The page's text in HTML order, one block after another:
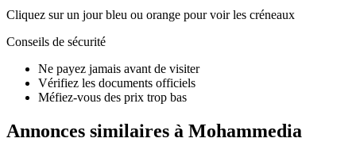
Cliquez sur un jour bleu ou orange pour voir les créneaux
Conseils de sécurité
Ne payez jamais avant de visiter
Vérifiez les documents officiels
Méfiez-vous des prix trop bas
Annonces similaires à Mohammedia